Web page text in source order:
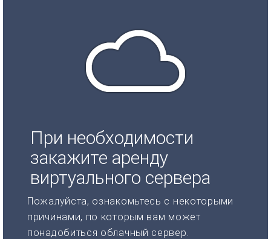
При необходимости
закажите аренду
виртуального сервера
Пожалуйста, ознакомьтесь с некоторыми
причинами, по которым вам может
понадобиться облачный сервер.